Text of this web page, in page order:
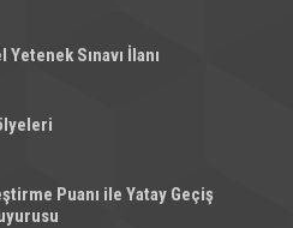
Yetenek Sınavı İlanı
Puanı ile Yatay Geçiş